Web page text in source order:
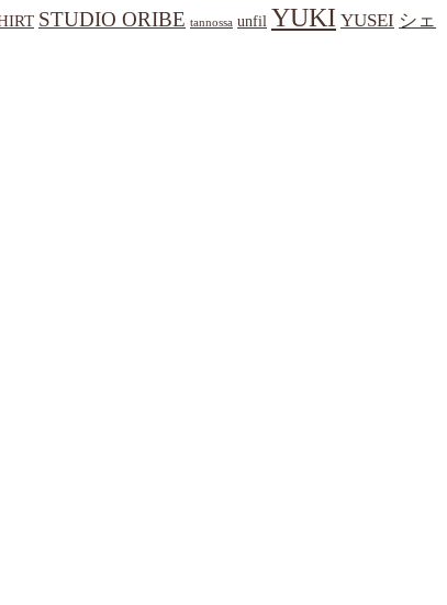
STUDIO ORIBE tannossa unfil YUKI YUSEI シェ